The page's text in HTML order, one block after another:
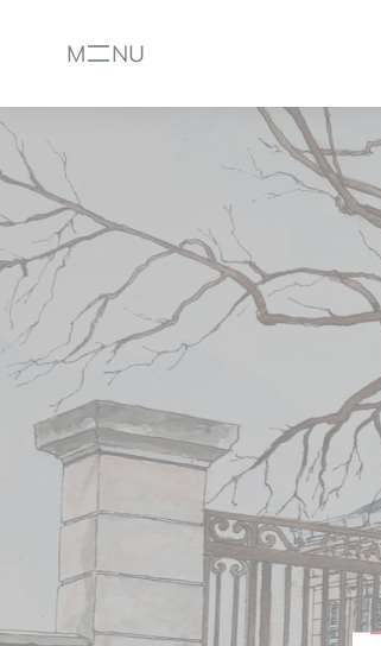
M
Menu
NU